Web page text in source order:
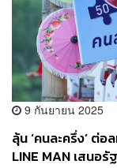
9 กันยายน 2025
ลุ้น ‘คนละครึ่ง’ ต่
LINE MAN เสนอ